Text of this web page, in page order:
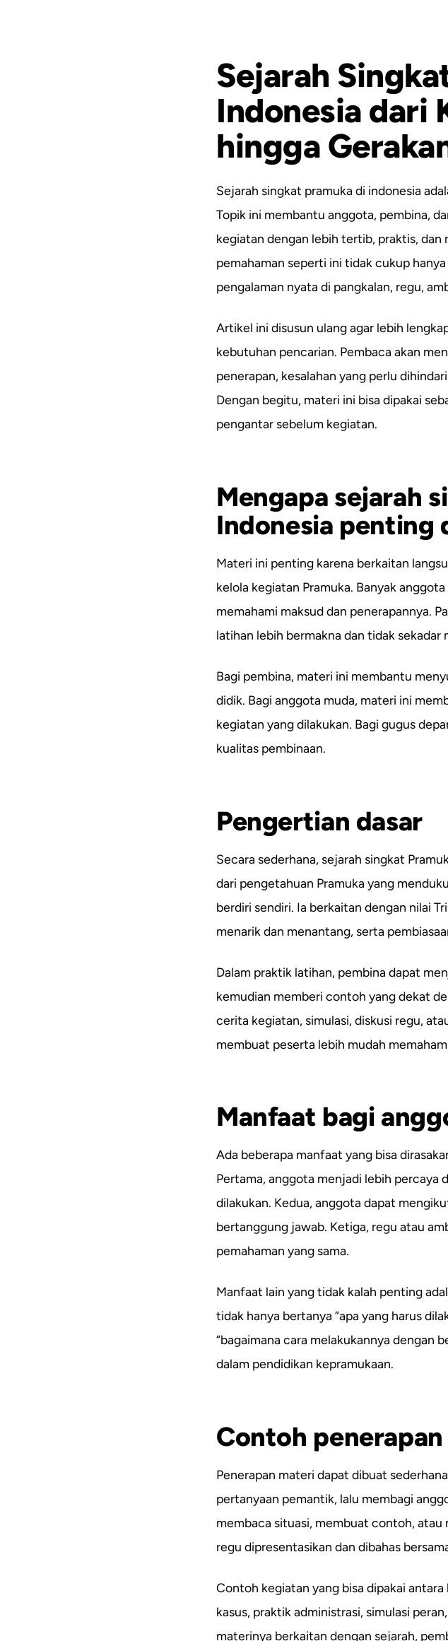
Sejarah
Indonesia dari
hingga
Sejarah singkat pramuka di indonesia
Topik ini membantu anggota, pembina,
kegiatan dengan lebih tertib, praktis, dan
pemahaman seperti ini tidak cukup
pengalaman nyata di pangkalan, regu,
Artikel ini disusun ulang agar lebih
kebutuhan pencarian. Pembaca akan
penerapan, kesalahan yang perlu
Dengan begitu, materi ini bisa dipakai
pengantar sebelum kegiatan.
Mengapa sejarah
Indonesia penting
Materi ini penting karena berkaitan
kelola kegiatan Pramuka. Banyak
memahami maksud dan penerapannya.
latihan lebih bermakna dan tidak sekadar
Bagi pembina, materi ini membantu
didik. Bagi anggota muda, materi ini
kegiatan yang dilakukan. Bagi gugus
kualitas pembinaan.
Pengertian dasar
Secara sederhana, sejarah singkat
dari pengetahuan Pramuka yang
berdiri sendiri. Ia berkaitan dengan nilai
menarik dan menantang, serta
Dalam praktik latihan, pembina dapat
kemudian memberi contoh yang dekat
cerita kegiatan, simulasi, diskusi regu,
membuat peserta lebih mudah
Manfaat bagi
Ada beberapa manfaat yang bisa
Pertama, anggota menjadi lebih percaya
dilakukan. Kedua, anggota dapat
bertanggung jawab. Ketiga, regu atau
pemahaman yang sama.
Manfaat lain yang tidak kalah penting
tidak hanya bertanya “apa yang harus
“bagaimana cara melakukannya dengan
dalam pendidikan kepramukaan.
Contoh
Penerapan materi dapat dibuat
pertanyaan pemantik, lalu membagi
membaca situasi, membuat contoh, atau
regu dipresentasikan dan dibahas
Contoh kegiatan yang bisa dipakai
kasus, praktik administrasi, simulasi
materinya berkaitan dengan sejarah,